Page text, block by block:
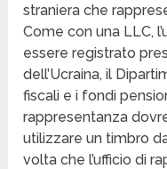
straniera che
Come con una LLC,
essere registrato
dell’Ucraina, il
fiscali e i fondi
rappresentanza
utilizzare un timbro
volta che l’ufficio di